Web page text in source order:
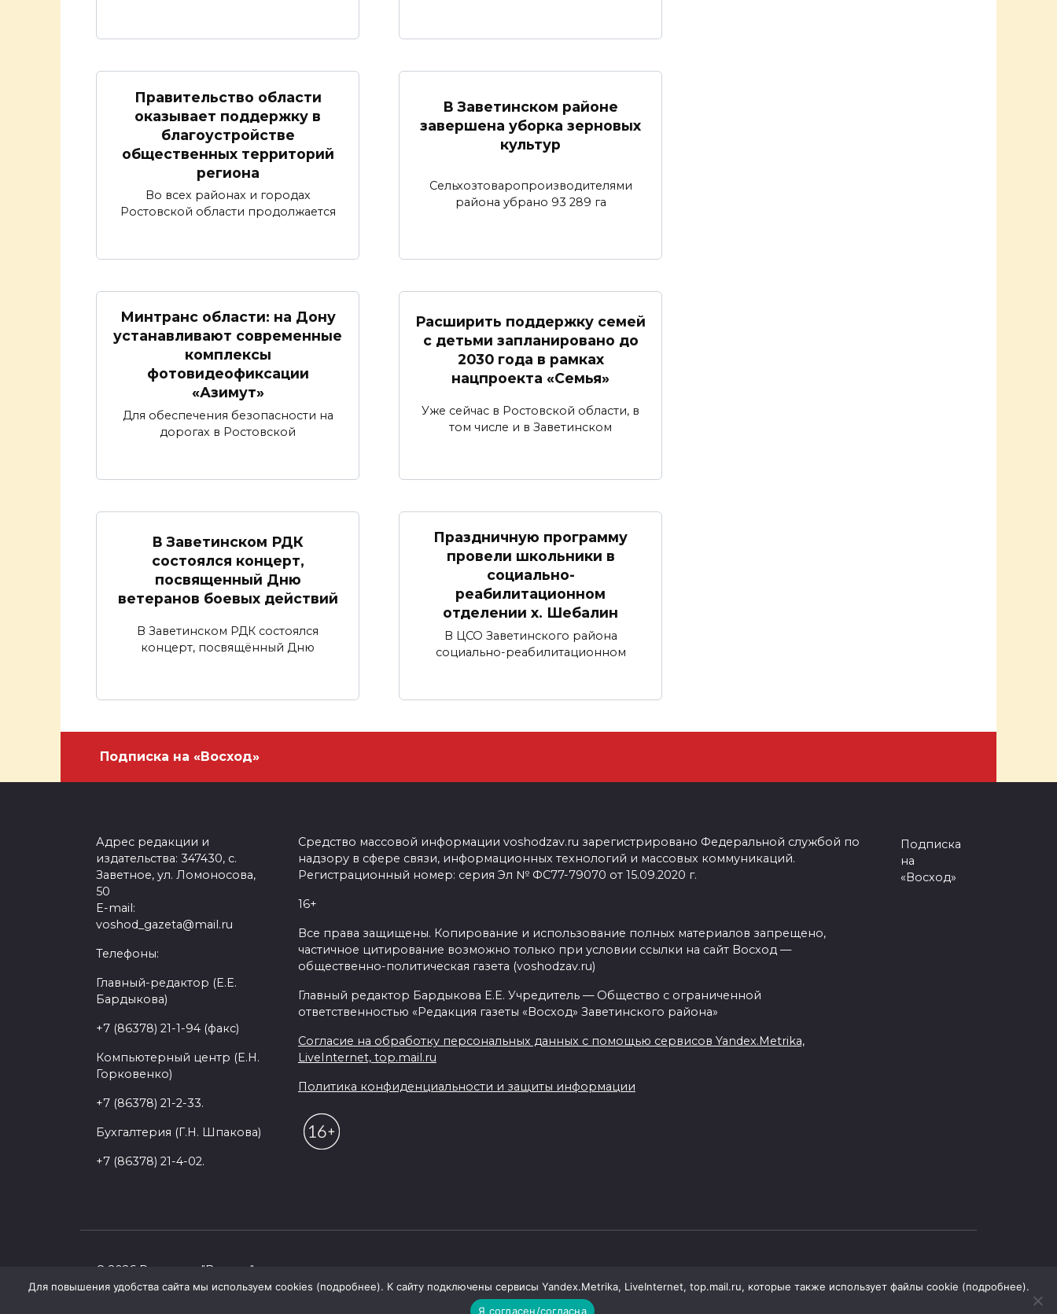
Правительство области
оказывает поддержку в
благоустройстве
общественных территорий
региона
Во всех районах и городах
Ростовской области продолжается
В Заветинском районе
завершена уборка зерновых
культур
Сельхозтоваропроизводителями
района убрано 93 289 га
Минтранс области: на Дону
устанавливают современные
комплексы
фотовидеофиксации
«Азимут»
Для обеспечения безопасности на
дорогах в Ростовской
Расширить поддержку семей
с детьми запланировано до
2030 года в рамках
нацпроекта «Семья»
Уже сейчас в Ростовской области, в
том числе и в Заветинском
В Заветинском РДК
состоялся концерт,
посвященный Дню
ветеранов боевых действий
В Заветинском РДК состоялся
концерт, посвящённый Дню
Праздничную программу
провели школьники в
социально-
реабилитационном
отделении х. Шебалин
В ЦСО Заветинского района
социально-реабилитационном
Подписка на «Восход»
Адрес редакции и
издательства: 347430, с.
Заветное, ул. Ломоносова,
50
E-mail:
voshod_gazeta@mail.ru
Телефоны:
Главный-редактор (Е.Е.
Бардыкова)
+7 (86378) 21-1-94 (факс)
Компьютерный центр (Е.Н.
Горковенко)
+7 (86378) 21-2-33.
Бухгалтерия (Г.Н. Шпакова)
+7 (86378) 21-4-02.
Средство массовой информации voshodzav.ru зарегистрировано Федеральной службой по
надзору в сфере связи, информационных технологий и массовых коммуникаций.
Регистрационный номер: серия Эл № ФС77-79070 от 15.09.2020 г.
16+
Все права защищены. Копирование и использование полных материалов запрещено,
частичное цитирование возможно только при условии ссылки на сайт Восход —
общественно-политическая газета (voshodzav.ru)
Главный редактор Бардыкова Е.Е. Учредитель — Общество с ограниченной
ответственностью «Редакция газеты «Восход» Заветинского района»
Согласие на обработку персональных данных с помощью сервисов Yandex.Metrika,
LiveInternet, top.mail.ru
Политика конфиденциальности и защиты информации
Подписка
на
«Восход»
© 2026 Редакция "Восход"
Для повышения удобства сайта мы используем cookies (подробнее). К сайту подключены сервисы Yandex.Metrika, LiveInternet, top.mail.ru, которые также использует файлы cookie (подробнее).
Я согласен/согласна